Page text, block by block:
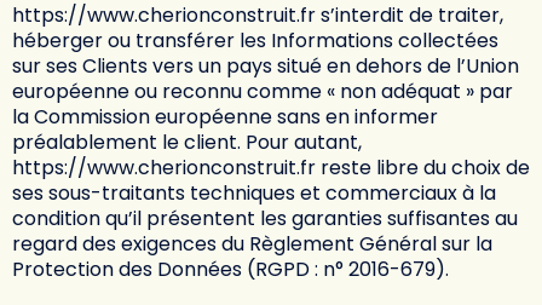
https://www.cherionconstruit.frs’interdit de traiter,
héberger ou transférer les Informations collectées
sur ses Clients vers un pays situé en dehors de l’Union
européenne ou reconnu comme « non adéquat » par
la Commission européenne sans en informer
préalablement le client. Pour autant,
https://www.cherionconstruit.fr reste libre du choix de
ses sous-traitants techniques et commerciaux à la
condition qu’il présentent les garanties suffisantes au
regard des exigences du Règlement Général sur la
Protection des Données (RGPD : n° 2016-679).